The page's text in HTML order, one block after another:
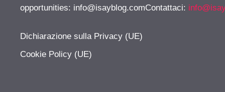
opportunities: info@isayblog.comContattaci:
Dichiarazione sulla Privacy (UE)
Cookie Policy (UE)